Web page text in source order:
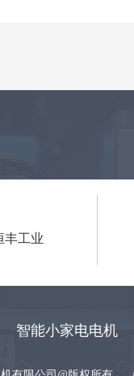
丰工业
智能小家电电机